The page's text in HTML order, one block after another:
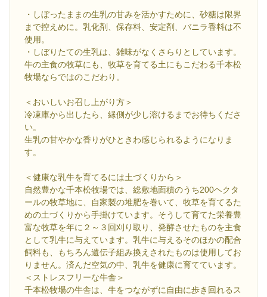
・しぼったままの生乳の甘みを活かすために、砂糖は限界
まで控えめに。乳化剤、保存料、安定剤、バニラ香料は不
使用。
・しぼりたての生乳は、雑味がなくさらりとしています。
牛の主食の牧草にも、牧草を育てる土にもこだわる千本松
牧場ならではのこだわり。
＜おいしいお召し上がり方＞
冷凍庫から出したら、縁側が少し溶けるまでお待ちくださ
い。
生乳の甘やかな香りがひときわ感じられるようになりま
す。
＜健康な乳牛を育てるには土づくりから＞
自然豊かな千本松牧場では、総敷地面積のうち200ヘクタ
ールの牧草地に、自家製の堆肥を巻いて、牧草を育てるた
めの土づくりから手掛けています。そうして育てた栄養豊
富な牧草を年に２～３回刈り取り、発酵させたものを主食
として乳牛に与えています。乳牛に与えるそのほかの配合
飼料も、もちろん遺伝子組み換えされたものは使用してお
りません。済んだ空気の中、乳牛を健康に育てています。
＜ストレスフリーな牛舎＞
千本松牧場の牛舎は、牛をつながずに自由に歩き回れるス